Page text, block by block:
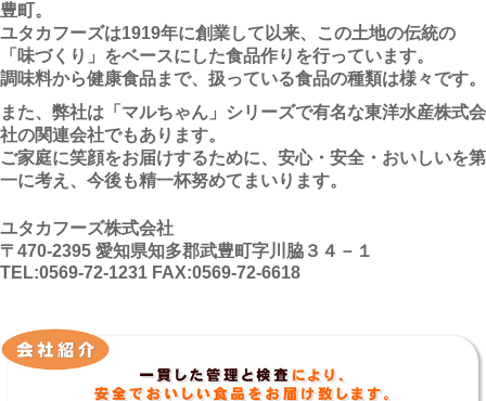
豊町。
ユタカフーズは1919年に創業して以来、この土地の伝統の
「味づくり」をベースにした食品作りを行っています。
調味料から健康食品まで、扱っている食品の種類は様々です。
また、弊社は「マルちゃん」シリーズで有名な東洋水産株式会
社の関連会社でもあります。
ご家庭に笑顔をお届けするために、安心・安全・おいしいを第
一に考え、今後も精一杯努めてまいります。
ユタカフーズ株式会社
〒470-2395 愛知県知多郡武豊町字川脇３４－１
TEL:0569-72-1231 FAX:0569-72-6618